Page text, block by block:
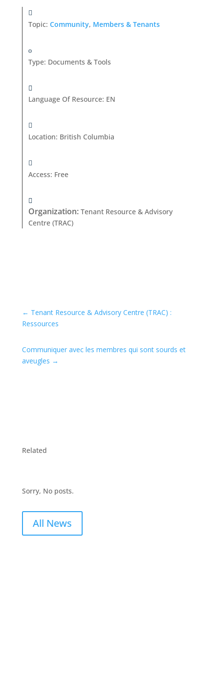
Topic: Community, Members & Tenants
Type: Documents & Tools
Language Of Resource: EN
Location: British Columbia
Access: Free
Organization: Tenant Resource & Advisory
Centre (TRAC)
← Tenant Resource & Advisory Centre (TRAC) :
Ressources
Communiquer avec les membres qui sont sourds et
aveugles →
Related
Sorry, No posts.
All News